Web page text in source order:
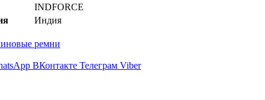
INDFORCE
Индия
ремни
ВКонтакте Телеграм Viber